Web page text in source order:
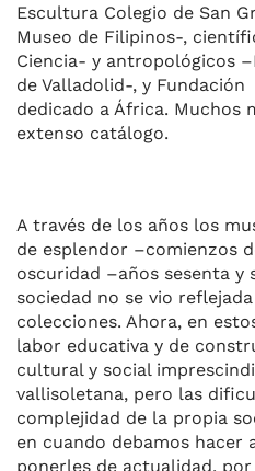
Escultura Colegio de San
Museo de Filipinos-,
Ciencia- y antropológicos
de Valladolid-, y
dedicado a África. Muchos
extenso catálogo.
A través de los años los
de esplendor –comienzos
oscuridad –años sesenta y
sociedad no se vio
colecciones. Ahora, en
labor educativa y de
cultural y social
vallisoletana, pero las
complejidad de la propia
en cuando debamos hacer
ponerles de actualidad,